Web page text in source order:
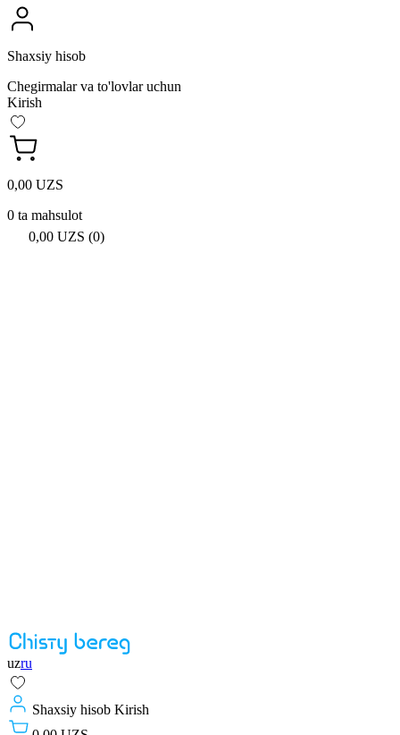
Shaxsiy hisob
Chegirmalar va to'lovlar uchun
Kirish
0,00 UZS
0 ta mahsulot
0,00 UZS (0)
uzru
Shaxsiy hisob Kirish